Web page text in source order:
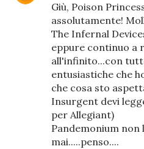
Giù, Poison
assolutamente!
The Infernal
eppure continuo a
all'infinito...con
entusiastiche che
che cosa sto
Insurgent devi
per Allegiant)
Pandemonium non
mai.....penso....